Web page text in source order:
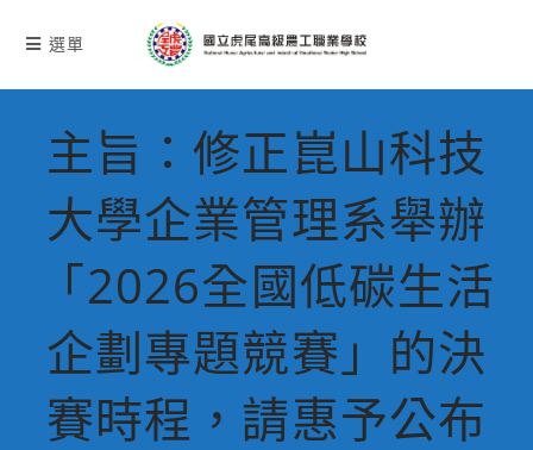
選單
主旨：修正崑山科技
大學企業管理系舉辦
「2026全國低碳生活
企劃專題競賽」的決
賽時程，請惠予公布